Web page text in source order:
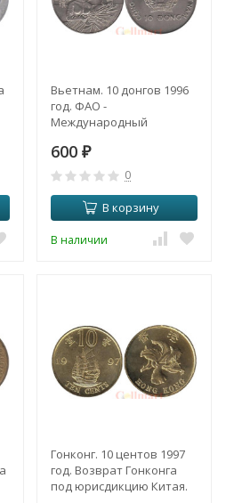
Вьетнам. 10 донгов 1996
год. ФАО -
Международный
Саммит.
600 ₽
0
В корзину
В наличии
Гонконг. 10 центов 1997
год. Возврат Гонконга
под юрисдикцию Китая.